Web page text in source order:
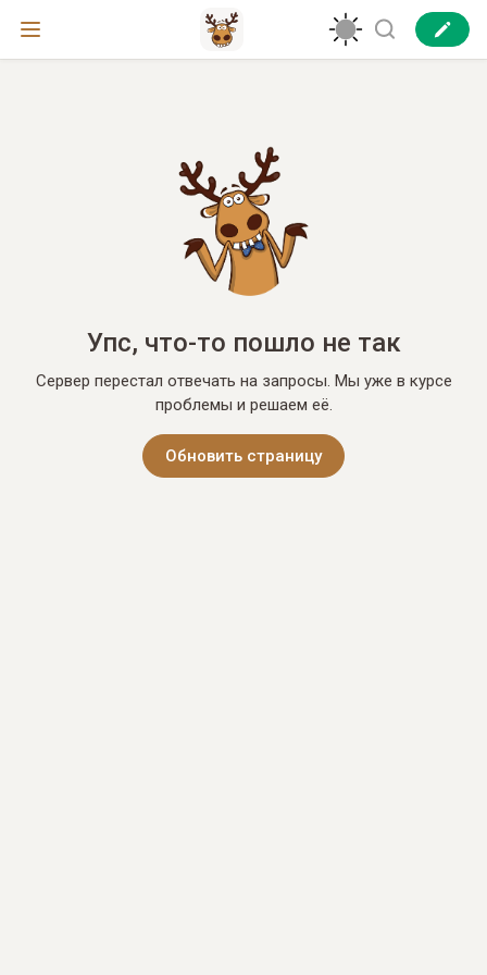
Упс, что-то пошло не так
Сервер перестал отвечать на запросы. Мы уже в курсе
проблемы и решаем её.
Обновить страницу